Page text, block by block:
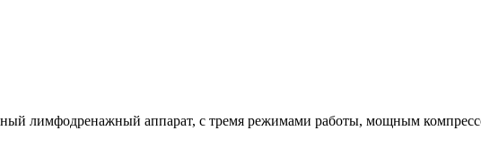
лимфодренажный аппарат, с тремя режимами работы, мощным